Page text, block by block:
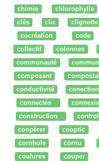
chimie
chlorophylle
clés
clic clignotte
cocréation
code
collectif
colonnes
communauté
composant
conductivité
connectés
construction
coopérer
cooptic
cornhole
cornu
coulures
couper